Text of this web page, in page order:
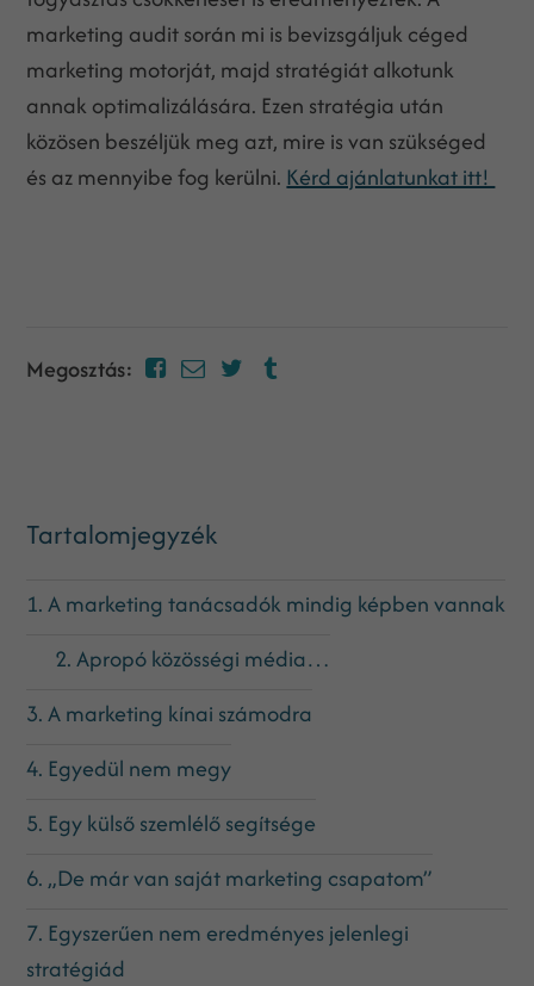
marketing audit során mi is bevizsgáljuk céged
marketing motorját, majd stratégiát alkotunk
annak optimalizálására. Ezen stratégia után
közösen beszéljük meg azt, mire is van szükséged
és az mennyibe fog kerülni. Kérd ajánlatunkat itt!
Megosztás:
Tartalomjegyzék
1. A marketing tanácsadók mindig képben vannak
2. Apropó közösségi média…
3. A marketing kínai számodra
4. Egyedül nem megy
5. Egy külső szemlélő segítsége
6. „De már van saját marketing csapatom”
7. Egyszerűen nem eredményes jelenlegi
stratégiád